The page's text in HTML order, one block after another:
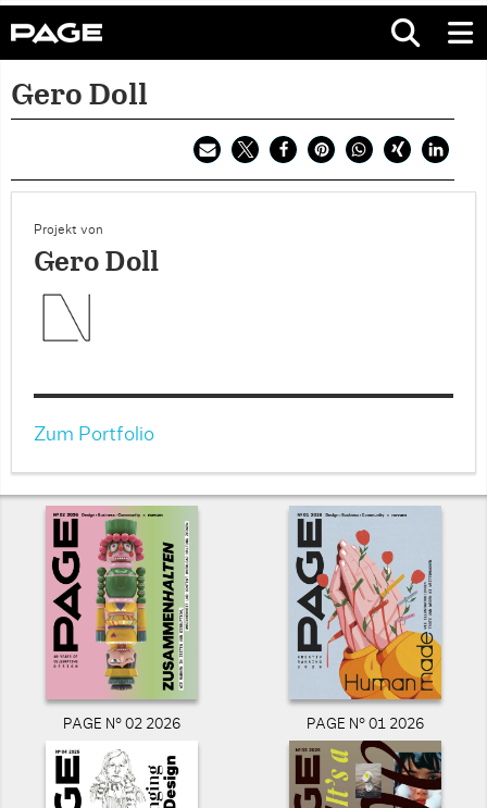
Gero Doll
Projekt von
Gero Doll
Zum Portfolio
PAGE N° 02 2026 PAGE N° 01 2026